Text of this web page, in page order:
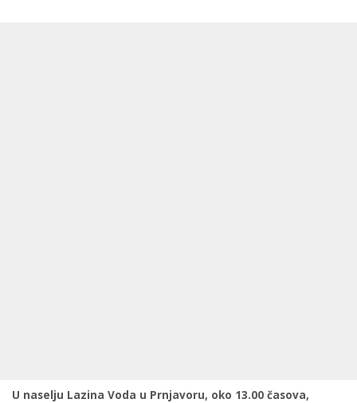
U naselju Lazina Voda u Prnjavoru, oko 13.00 časova,